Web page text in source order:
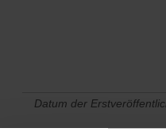
Datum der